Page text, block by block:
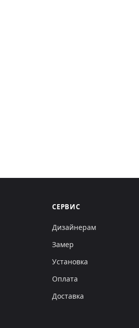
СЕРВИС
Дизайнерам
Замер
Установка
Оплата
Доставка